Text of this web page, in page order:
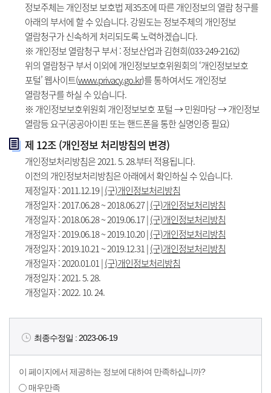
정보주체는 개인정보 보호법 제35조에 따른 개인정보의 열람 청구를
아래의 부서에 할 수 있습니다. 강원도는 정보주체의 개인정보
열람청구가 신속하게 처리되도록 노력하겠습니다.
※ 개인정보 열람청구 부서 : 정보산업과 김현희(033-249-2162)
위의 열람청구 부서 이외에 개인정보보호위원회의 ‘개인정보보호
포털’ 웹사이트(www.privacy.go.kr)를 통하여서도 개인정보
열람청구를 하실 수 있습니다.
※ 개인정보보호위원회 개인정보보호 포털 → 민원마당 → 개인정보
열람등 요구(공공아이핀 또는 핸드폰을 통한 실명인증 필요)
제 12조 (개인정보 처리방침의 변경)
개인정보처리방침은 2021. 5. 28.부터 적용됩니다.
이전의 개인정보처리방침은 아래에서 확인하실 수 있습니다.
제정일자 : 2011.12.19 |(구)개인정보처리방침
개정일자 : 2017.06.28 ~ 2018.06.27 |(구)개인정보처리방침
개정일자 : 2018.06.28 ~ 2019.06.17 |(구)개인정보처리방침
개정일자 : 2019.06.18 ~ 2019.10.20 |(구)개인정보처리방침
개정일자 : 2019.10.21 ~ 2019.12.31 |(구)개인정보처리방침
개정일자 : 2020.01.01 |(구)개인정보처리방침
개정일자 : 2021. 5. 28.
개정일자 : 2022. 10. 24.
최종수정일 : 2023-06-19
이 페이지에서 제공하는 정보에 대하여 만족하십니까?
매우만족